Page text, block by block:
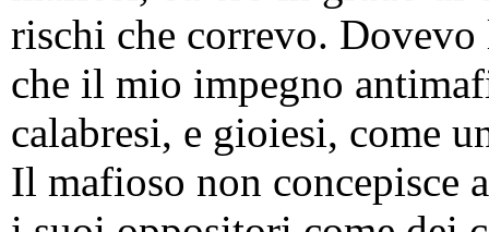
rischi che correvo. Dovevo
che il mio impegno
calabresi, e gioiesi, come
Il mafioso non concepisce